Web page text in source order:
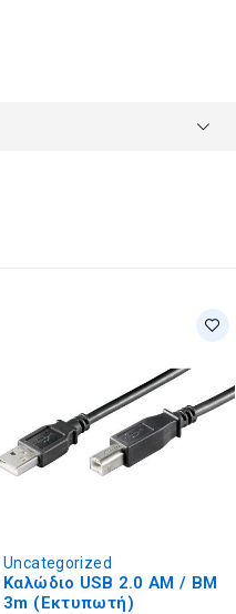
Uncategorized
Καλώδιο USB 2.0 ΑM / BM
3m (Εκτυπωτή)